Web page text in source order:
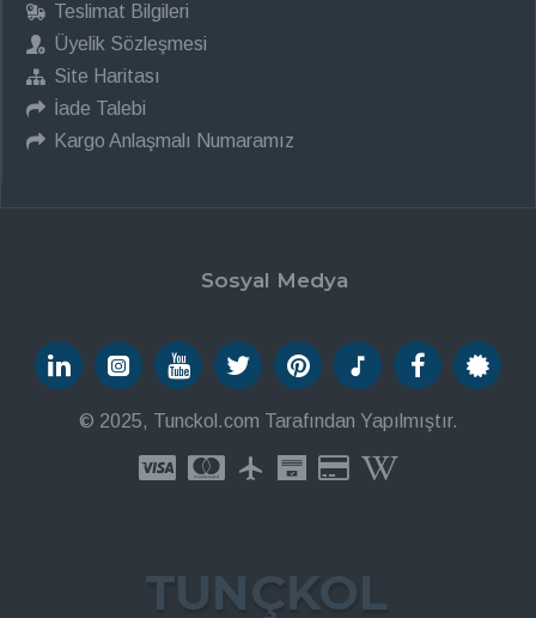
Teslimat Bilgileri
Üyelik Sözleşmesi
Site Haritası
İade Talebi
Kargo Anlaşmalı Numaramız
Sosyal Medya
© 2025, Tunckol.com Tarafından Yapılmıştır.
TUNÇKOL